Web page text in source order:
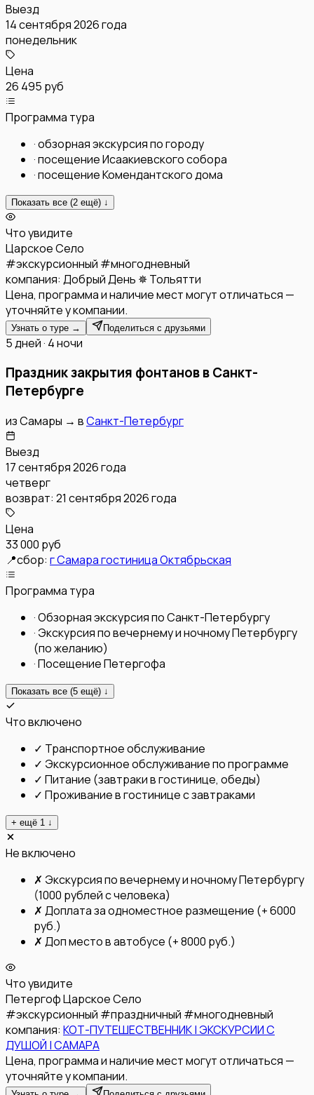
Выезд
14 сентября 2026 года
понедельник
Цена
26 495 руб
Программа тура
·обзорная экскурсия по городу
·посещение Исаакиевского собора
·посещение Комендантского дома
Показать все (2 ещё) ↓
Что увидите
Царское Село
#экскурсионный #многодневный
компания: Добрый День ✵ Тольятти
Цена, программа и наличие мест могут отличаться —
уточняйте у компании.
Узнать о туре → Поделиться с друзьями
5 дней · 4 ночи
Праздник закрытия фонтанов в Санкт-
Петербурге
изСамары → вСанкт-Петербург
Выезд
17 сентября 2026 года
четверг
возврат: 21 сентября 2026 года
Цена
33 000 руб
📍сбор: г Самара гостиница Октябрьская
Программа тура
·Обзорная экскурсия по Санкт-Петербургу
· Экскурсия по вечернему и ночному Петербургу
(по желанию)
·Посещение Петергофа
Показать все (5 ещё) ↓
Что включено
✓ Транспортное обслуживание
✓ Экскурсионное обслуживание по программе
✓ Питание (завтраки в гостинице, обеды)
✓ Проживание в гостинице с завтраками
+ ещё 1 ↓
Не включено
✗ Экскурсия по вечернему и ночному Петербургу
(1000 рублей с человека)
✗ Доплата за одноместное размещение (+ 6000
руб.)
✗ Доп место в автобусе (+ 8000 руб.)
Что увидите
ПетергофЦарское Село
#экскурсионный #праздничный #многодневный
компания: КОТ-ПУТЕШЕСТВЕННИК | ЭКСКУРСИИ С
ДУШОЙ | САМАРА
Цена, программа и наличие мест могут отличаться —
уточняйте у компании.